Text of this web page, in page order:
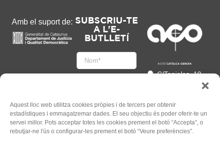
Aquest lloc web utilitza cookies pròpies i de tercers per obtenir
estadístiques i emmagatzemar dades. El seu objectiu és poder oferir-te un
servei millor. Pots acceptar totes les cookies prement el botó “Accepta”, o
rebutjar-ne l'ús o configurar-les prement el botó “Veure preferències”.
Amb el suport de: SUBSCRIU-TE
A L'E-
BUTLLETÍ
Accepto
l'Informació legal
C/Tapioles, 10
93 505 86 86
hola@acocat.org